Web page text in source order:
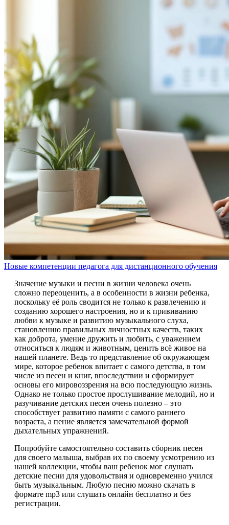
Новые компетенции педагога для дистанционного обучения
Значение музыки и песни в жизни человека очень
сложно переоценить, а в особенности в жизни ребенка,
поскольку её роль сводится не только к развлечению и
созданию хорошего настроения, но и к прививанию
любви к музыке и развитию музыкального слуха,
становлению правильных личностных качеств, таких
как доброта, умение дружить и любить, с уважением
относиться к людям и животным, ценить всё живое на
нашей планете. Ведь то представление об окружающем
мире, которое ребенок впитает с самого детства, в том
числе из песен и книг, впоследствии и сформирует
основы его мировоззрения на всю последующую жизнь.
Однако не только простое прослушивание мелодий, но и
разучивание детских песен очень полезно – это
способствует развитию памяти с самого раннего
возраста, а пение является замечательной формой
дыхательных упражнений.
Попробуйте самостоятельно составить сборник песен
для своего малыша, выбрав их по своему усмотрению из
нашей коллекции, чтобы ваш ребенок мог слушать
детские песни для удовольствия и одновременно учился
быть музыкальным. Любую песню можно скачать в
формате mp3 или слушать онлайн бесплатно и без
регистрации.